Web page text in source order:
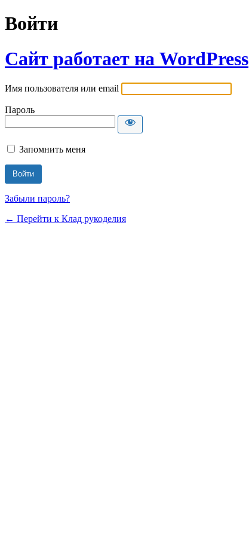
Войти
Сайт работает на WordPress
Имя пользователя или email
Пароль
Запомнить меня
Забыли пароль?
← Перейти к Клад рукоделия